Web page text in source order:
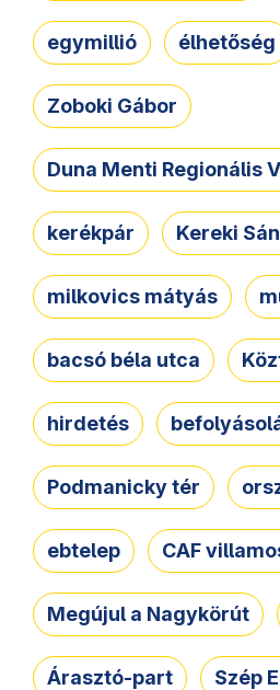
egymillió élhetőség
Zoboki Gábor
Duna Menti Regionális
kerékpár Kereki
milkovics mátyás
bacsó béla utca
hirdetés
Podmanicky tér
ebtelep CAF
Megújul a Nagykörút
Árasztó-part Szép